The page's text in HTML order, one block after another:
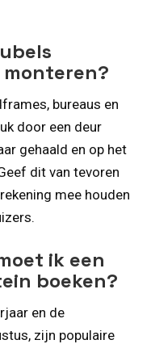
bureaus en
door een deur
gehaald en op het
dit van tevoren
mee houden
ik een
boeken?
en de
zijn populaire